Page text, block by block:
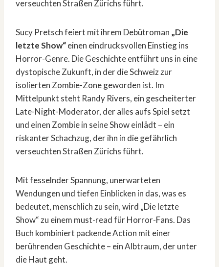
Sucy Pretsch feiert mit ihrem Debütroman „Die
letzte Show“einen eindrucksvollen Einstieg ins
Horror-Genre. Die Geschichte entführt uns in eine
dystopische Zukunft, in der die Schweiz zur
isolierten Zombie-Zone geworden ist. Im
Mittelpunkt steht Randy Rivers, ein gescheiterter
Late-Night-Moderator, der alles aufs Spiel setzt
und einen Zombie in seine Show einlädt – ein
riskanter Schachzug, der ihn in die gefährlich
verseuchten Straßen Zürichs führt.
Mit fesselnder Spannung, unerwarteten
Wendungen und tiefen Einblicken in das, was es
bedeutet, menschlich zu sein, wird „Die letzte
Show“ zu einem must-read für Horror-Fans. Das
Buch kombiniert packende Action mit einer
berührenden Geschichte – ein Albtraum, der unter
die Haut geht.